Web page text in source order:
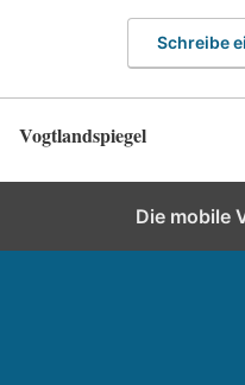
Schreibe
Vogtlandspiegel
Die mobile